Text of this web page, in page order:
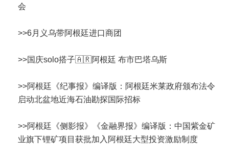
会
>>6月义乌带阿根廷进口商团
>>国庆solo搭子🇦🇷阿根廷 布市巴塔乌斯
>>阿根廷《纪事报》编译版：阿根廷米莱政府颁布法令
启动北盆地近海石油勘探国际招标
>>阿根廷《侧影报》《金融界报》编译版：中国紫金矿
业旗下锂矿项目获批加入阿根廷大型投资激励制度